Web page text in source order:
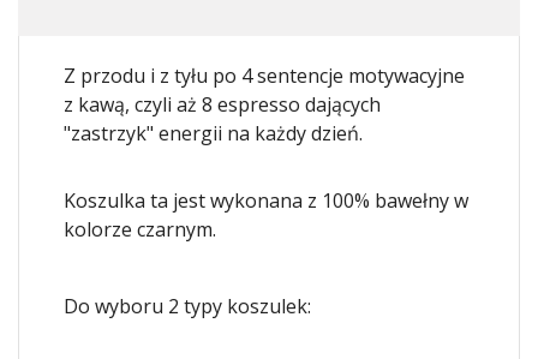
Z przodu i z tyłu po 4 sentencje motywacyjne
z kawą, czyli aż 8 espresso dających
"zastrzyk" energii na każdy dzień.
Koszulka ta jest wykonana z 100% bawełny w
kolorze czarnym.
Do wyboru 2 typy koszulek: